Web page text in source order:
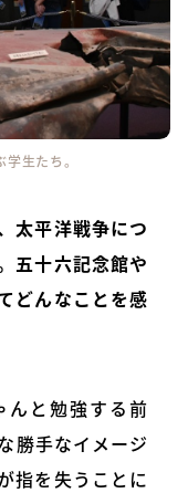
生たち。
太平洋戦争につ
五十六記念館や
どんなことを感
んと勉強する前
勝手なイメージ
指を失うことに